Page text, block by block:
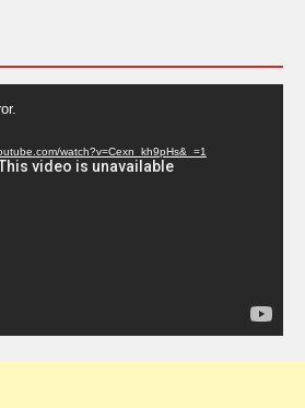
watch?v=Cexn_kh9pHs&_=1